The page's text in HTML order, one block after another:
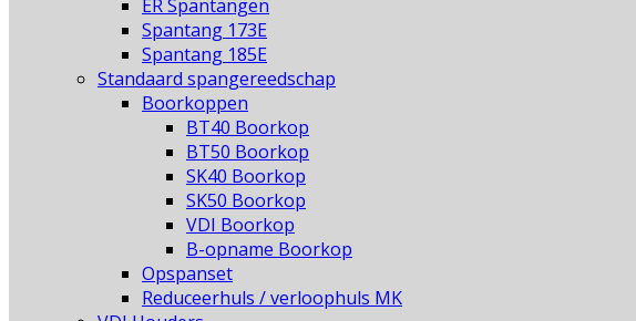
ER Spantangen
Spantang 173E
Spantang 185E
Standaard spangereedschap
Boorkoppen
BT40 Boorkop
BT50 Boorkop
SK40 Boorkop
SK50 Boorkop
VDI Boorkop
B-opname Boorkop
Opspanset
Reduceerhuls / verloophuls MK